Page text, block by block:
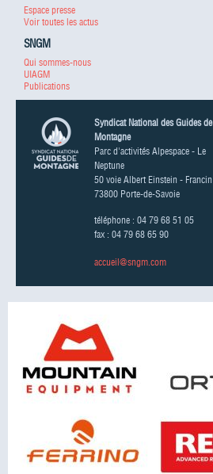
Espace presse
Voir toutes les actus
SNGM
Qui sommes-nous
UIAGM
Publications
Syndicat National des Guides de
Montagne
Parc d'activités Alpespace - Le
Neptune
50 voie Albert Einstein - Francin
73800 Porte-de-Savoie
téléphone : 04 79 68 51 05
fax : 04 79 68 65 90
accueil@sngm.com